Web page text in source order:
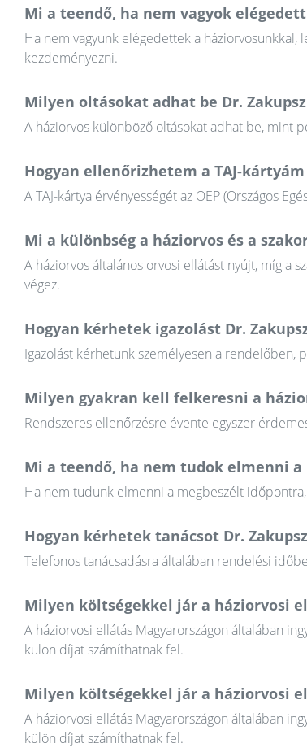
Mi a teendő, ha nem vagyok
Ha nem vagyunk elégedettek a háziorvosunkkal,
kezdeményezni.
Milyen oltásokat adhat be Dr.
A háziorvos különböző oltásokat adhat be, mint
Hogyan ellenőrizhetem a TAJ-
A TAJ-kártya érvényességét az OEP (Országos
Mi a különbség a háziorvos és a
A háziorvos általános orvosi ellátást nyújt, míg a
végez.
Hogyan kérhetek igazolást Dr.
Igazolást kérhetünk személyesen a rendelőben,
Milyen gyakran kell felkeresni a
Rendszeres ellenőrzésre évente egyszer
Mi a teendő, ha nem tudok elmenni
Ha nem tudunk elmenni a megbeszélt
Hogyan kérhetek tanácsot Dr.
Telefonos tanácsadásra általában rendelési
Milyen költségekkel jár a háziorvosi
A háziorvosi ellátás Magyarországon általában
külön díjat számíthatnak fel.
Milyen költségekkel jár a háziorvosi
A háziorvosi ellátás Magyarországon általában
külön díjat számíthatnak fel.